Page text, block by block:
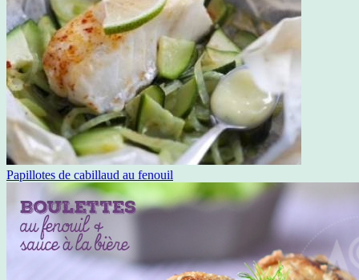
Papillotes de cabillaud au fenouil